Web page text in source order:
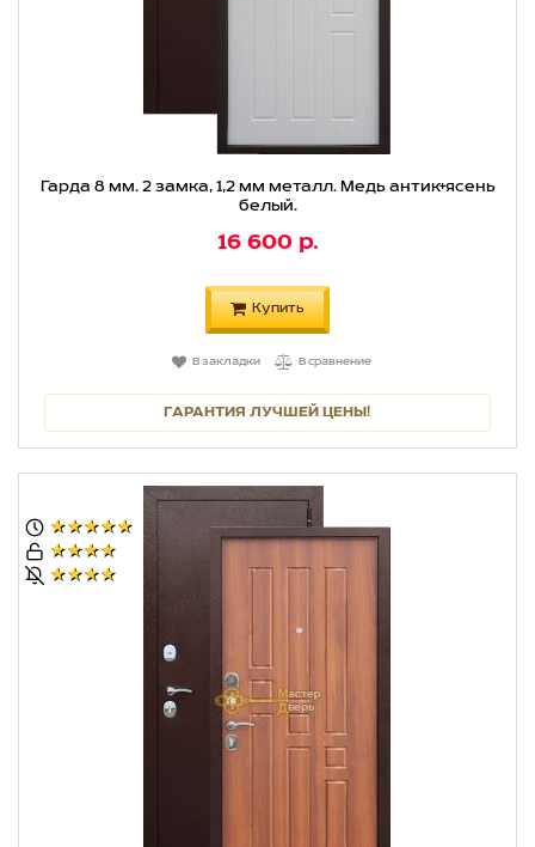
Гарда 8 мм. 2 замка, 1,2 мм металл. Медь антик+ясень
белый.
16 600 р.
Купить
В закладки В сравнение
ГАРАНТИЯ ЛУЧШЕЙ ЦЕНЫ!
★★★★★
★★★★
★★★★